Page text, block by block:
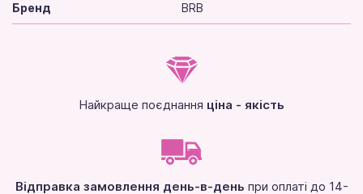
Бренд BRB
Найкраще поєднання ціна - якість
Відправка замовлення день-в-день при оплаті до 14-